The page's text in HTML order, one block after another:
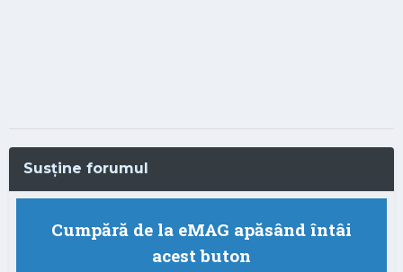
Susține forumul
Cumpără de la eMAG apăsând întâi
acest buton